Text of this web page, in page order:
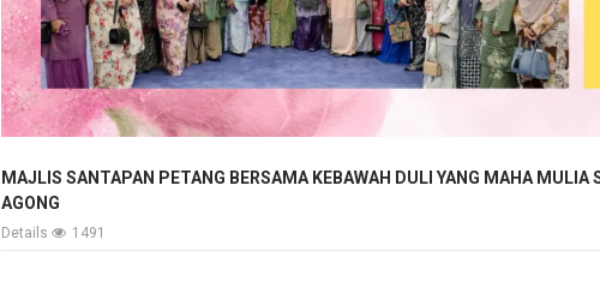
MAJLIS SANTAPAN PETANG BERSAMA KEBAWAH DULI YANG MAHA MULIA
AGONG
Details 1491